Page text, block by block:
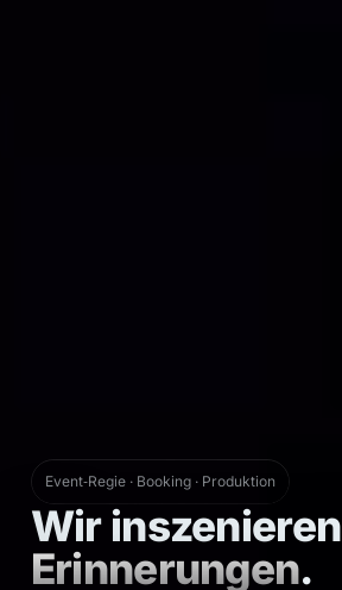
Event‑Regie · Booking · Produktion
Wir inszenieren
Erinnerungen.